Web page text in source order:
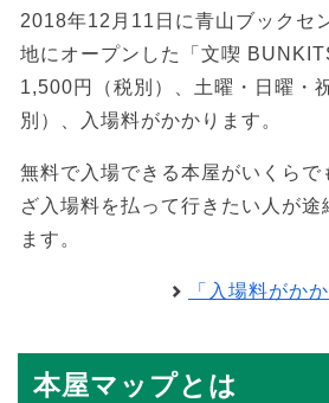
2018年12月11日に青山ブックセ
地にオープンした「文喫
1,500円（税別）、土曜・日曜・
別）、入場料がかかります。
無料で入場できる本屋がいくらで
ざ入場料を払って行きたい人が途
ます。
「入場料がか
本屋マップとは